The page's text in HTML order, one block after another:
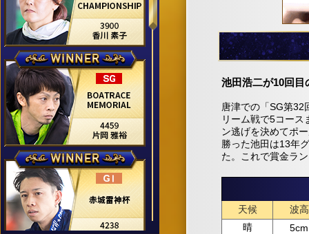
池田浩二が10回目
唐津での「SG第32
リーム戦で5コー
ン逃げを決めてポ
勝った池田は13年
た。これで賞金ラ
天候
波高
晴
5cm